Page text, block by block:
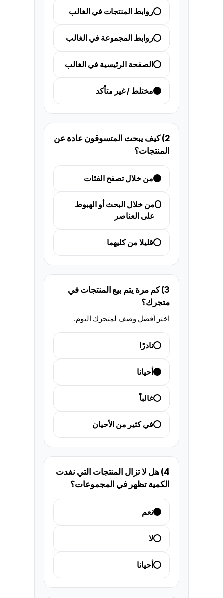
روابط المنتجات في الغالب
روابط المجموعة في الغالب
الصفحة الرئيسية في الغالب
مختلط / غير متأكد
2) كيف يبحث المتسوقون عادة عن
المنتجات؟
من خلال تصفح الفئات
من خلال البحث أو الهبوط
على العناصر
قليلا من كليهما
3) كم مرة يتم بيع المنتجات في
متجرك؟
اختر أفضل وصف لمتجرك اليوم.
نادرًا
أحيانا
غالباً
في كثير من الأحيان
4) هل لا تزال المنتجات التي نفدت
الكمية تظهر في المجموعات؟
نعم
لا
أحيانا